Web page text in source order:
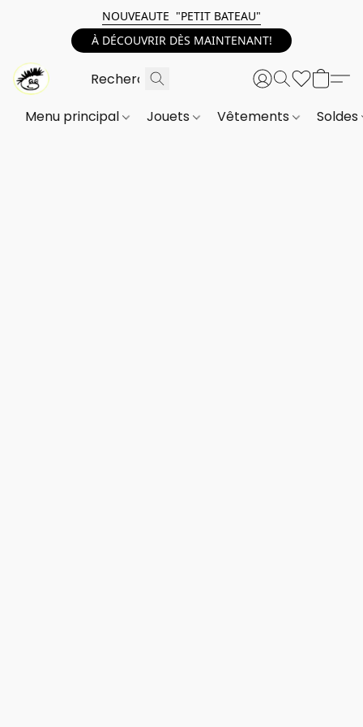
NOUVEAUTE "PETIT BATEAU"
À DÉCOUVRIR DÈS MAINTENANT!
Menu principal Jouets Vêtements Soldes